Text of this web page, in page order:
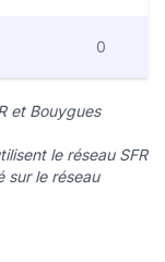
0
et Bouygues
le réseau SFR
sur le réseau